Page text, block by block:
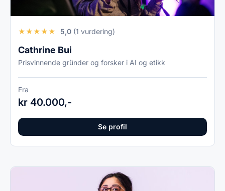
★★★★★ 5,0 (1 vurdering)
Cathrine Bui
Prisvinnende gründer og forsker i AI og etikk
Fra
kr 40.000,-
Se profil